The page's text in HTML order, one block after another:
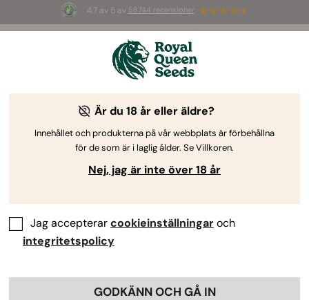
4.7 av 5 av 58744 recensioner
3 White Widow Auto-frönGRATIS för de
Är du 18 år eller äldre?
Innehållet och produkterna på vår webbplats är förbehållna
för de som är i laglig ålder. Se Villkoren.
Nej, jag är inte över 18 år
Jag accepterarcookieinställningaroch
integritetspolicy
GODKÄNN OCH GÅ IN